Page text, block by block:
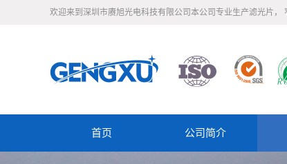
欢迎来到深圳市赓旭光电科技有限公司本公司专业生产滤光片
首页 公司简介